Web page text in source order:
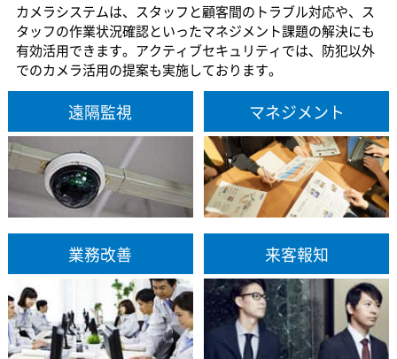
カメラシステムは、スタッフと顧客間のトラブル対応や、ス
タッフの作業状況確認といったマネジメント課題の解決にも
有効活用できます。アクティブセキュリティでは、防犯以外
でのカメラ活用の提案も実施しております。
遠隔監視 マネジメント
業務改善 来客報知